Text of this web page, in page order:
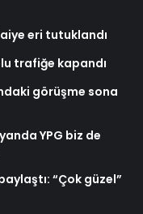
eri tutuklandı
trafiğe kapandı
görüşme sona
YPG biz de
“Çok güzel”